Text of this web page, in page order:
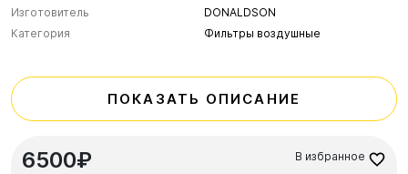
Изготовитель
DONALDSON
Категория
Фильтры воздушные
ПОКАЗАТЬ ОПИСАНИЕ
6500₽ В избранное